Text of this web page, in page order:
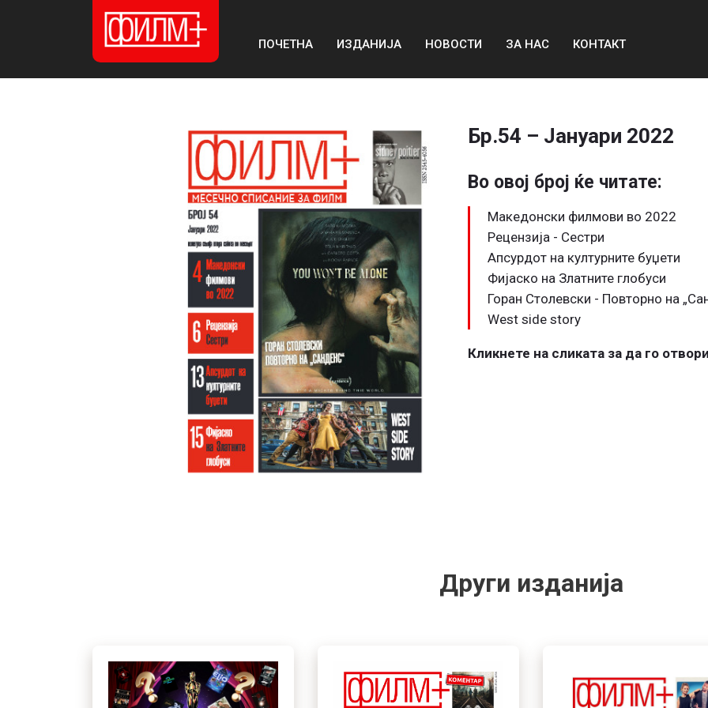
ПОЧЕТНА ИЗДАНИЈА НОВОСТИ ЗА НАС КОНТАКТ
Бр.54 – Јануари 2022
Во овој број ќе читате:
Македонски филмови во 2022
Рецензија - Сестри
Апсурдот на културните буџети
Фијаско на Златните глобуси
Горан Столевски - Повторно на
West side story
Кликнете на сликата за да го
Други изданија